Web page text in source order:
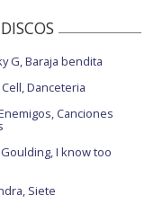
G, Baraja bendita
Danceteria
Canciones
I know too
Siete